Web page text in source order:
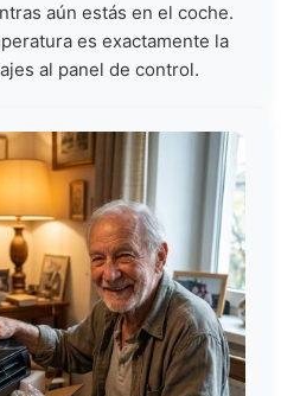
aún estás en el coche.
es exactamente la
al panel de control.